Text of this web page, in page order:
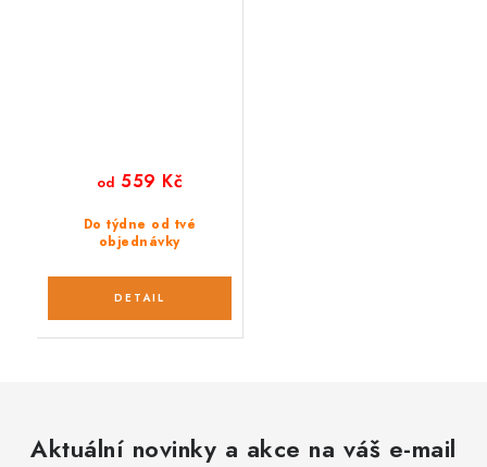
Do týdne od tvé
objednávky
od 559 Kč
Aktuální novinky a akce na váš e-mail